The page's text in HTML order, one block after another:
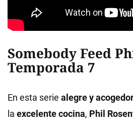
Somebody Feed
Temporada 7
En esta serie alegre y
la excelente cocina, Phil